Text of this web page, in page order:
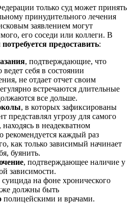
только суд может принять
принудительного лечения
заявлением могут
его соседи или коллеги. В
потребуется предоставить:
, подтверждающие, что
ведет себя в состоянии
не отдает отчет своим
встречаются длительные
все дольше.
, в которых зафиксированы
представлял угрозу для самого
в неадекватном
рекомендуется каждый раз
как только зависимый начинает
буянить.
, подтверждающее наличие у
зависимости.
на фоне хронического
должны быть
полицейскими и врачами.